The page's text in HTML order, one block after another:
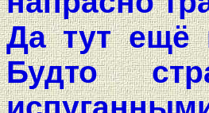
Да тут ещё
Будто